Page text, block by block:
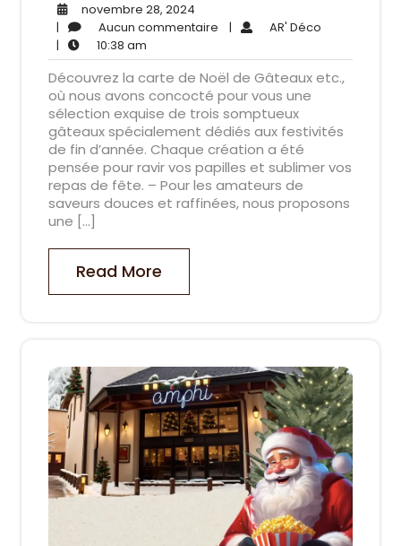
novembre 28, 2024
28,
| Aucun commentaire Aucun
| AR' Déco
| 10:38 am
am
Découvrez la carte de Noël de Gâteaux etc.,
où nous avons concocté pour vous une
sélection exquise de trois somptueux
gâteaux spécialement dédiés aux festivités
de fin d’année. Chaque création a été
pensée pour ravir vos papilles et sublimer vos
repas de fête. – Pour les amateurs de
saveurs douces et raffinées, nous proposons
une […]
Read More